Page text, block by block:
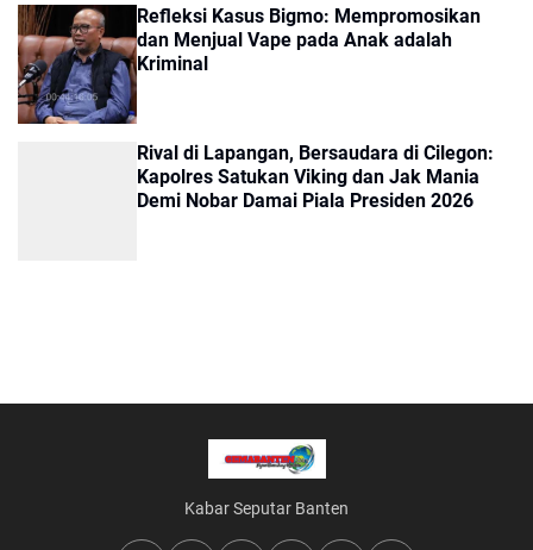
Refleksi Kasus Bigmo: Mempromosikan
dan Menjual Vape pada Anak adalah
Kriminal
Rival di Lapangan, Bersaudara di Cilegon:
Kapolres Satukan Viking dan Jak Mania
Demi Nobar Damai Piala Presiden 2026
Kabar Seputar Banten